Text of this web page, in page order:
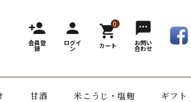
person_add
会員登
録
person
ログイ
ン
0
shopping_cart
カート
sms
お問い
合わせ
甘酒 米こうじ・塩麹 ギフト